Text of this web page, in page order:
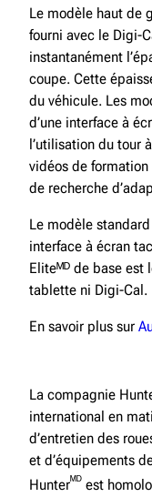
Le modèle haut de
fourni avec le Digi-
instantanément
coupe. Cette
du véhicule. Les
d’une interface à
l’utilisation du tour
vidéos de formation
de recherche
Le modèle
interface à écran
Eliteᴹᴰ de base est
tablette ni Digi-Cal.
En savoir plus sur
La compagnie
international en
d’entretien des
et d’équipements
Hunterᴹᴰ est